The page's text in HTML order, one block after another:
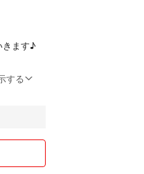
きます♪
いただき
する